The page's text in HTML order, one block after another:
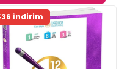
İndirim